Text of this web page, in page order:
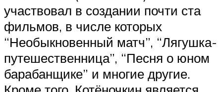
участвовал в создании почти ста
фильмов, в числе которых
“Необыкновенный матч”, “Лягушка-
путешественница”, “Песня о юном
барабанщике” и многие другие.